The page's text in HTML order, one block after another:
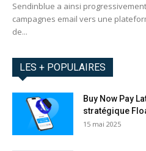
Sendinblue a ainsi
campagnes email vers une
de...
LES + POPULAIRES
Buy Now Pay
stratégique
15 mai 2025